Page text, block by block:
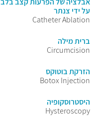
על ידי צנתר
Catheter Ablation
ברית מילה
Circumcision
הזרקת בוטוקס
Botox Injection
היסטרוסקופיה
Hysteroscopy